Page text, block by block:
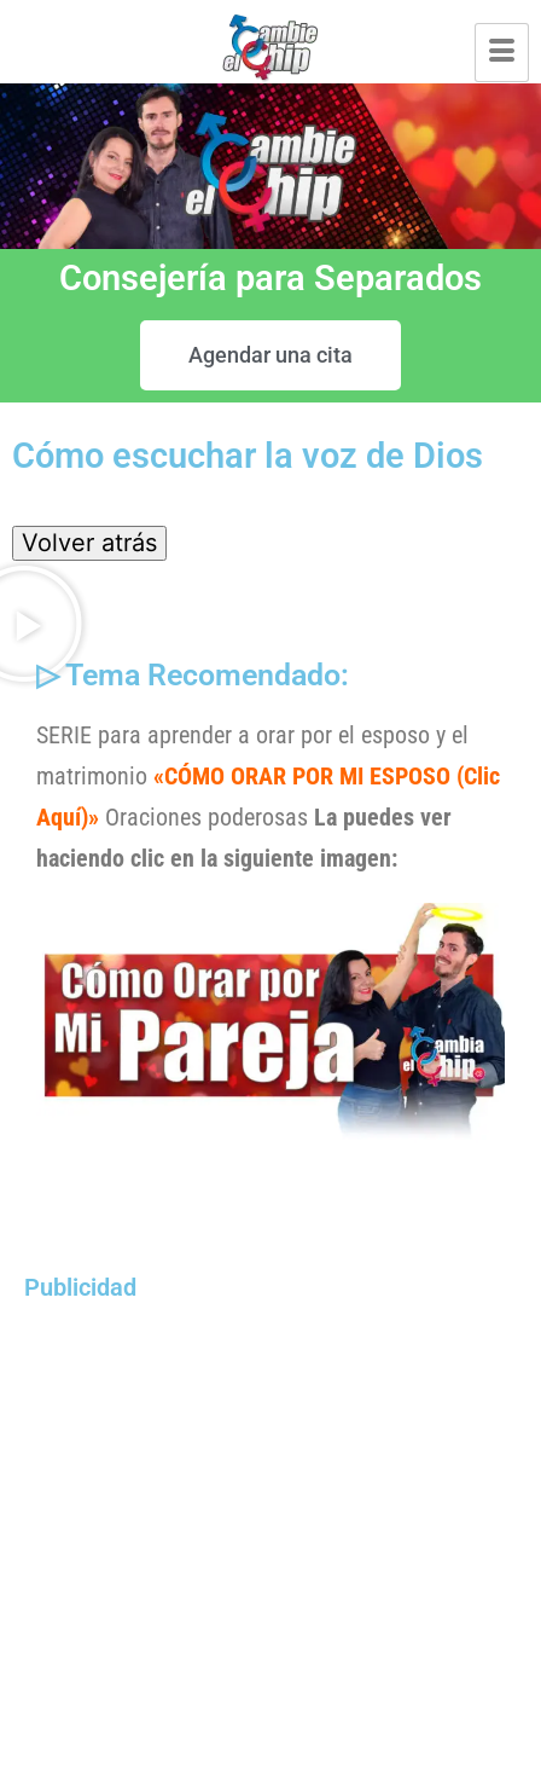
Consejería para Separados
Agendar una cita
Cómo escuchar la voz de Dios
▷ Tema Recomendado:
SERIE para aprender a orar por el esposo y el
matrimonio «CÓMO ORAR POR MI ESPOSO (Clic
Aquí)» Oraciones poderosas La puedes ver
haciendo clic en la siguiente imagen:
Publicidad